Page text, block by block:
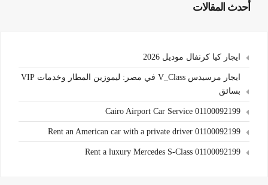
أحدث المقالات
ايجار كيا كرنفال موديل 2026
ايجار مرسيدس V_Class في مصر: ليموزين المطار وخدمات VIP
بسائق
Cairo Airport Car Service 01100092199
Rent an American car with a private driver 01100092199
Rent a luxury Mercedes S-Class 01100092199